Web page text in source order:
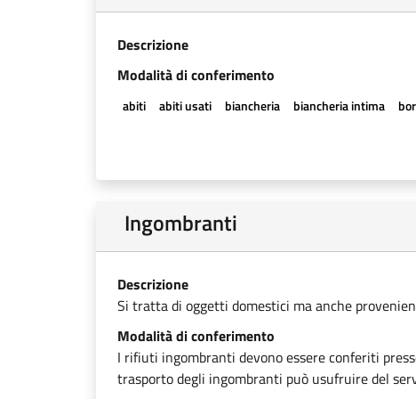
Descrizione
Modalità di conferimento
abiti abiti usati biancheria biancheria intima
Ingombranti
Descrizione
Si tratta di oggetti domestici ma anche
Modalità di conferimento
I rifiuti ingombranti devono essere conferiti
trasporto degli ingombranti può usufruire del